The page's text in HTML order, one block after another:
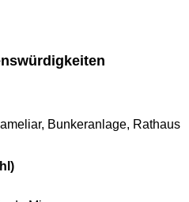
Bunkeranlage, Rathaus